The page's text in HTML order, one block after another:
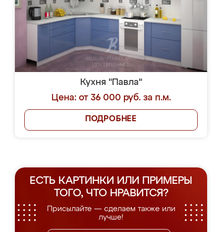
Кухня "Павла"
Цена: от 36 000 руб. за п.м.
ПОДРОБНЕЕ
ЕСТЬ КАРТИНКИ ИЛИ ПРИМЕРЫ
ТОГО, ЧТО НРАВИТСЯ?
Присылайте — сделаем также или
лучше!